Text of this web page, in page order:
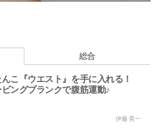
総合
こ『ウエスト』を手に入れる！
ビングプランクで腹筋運動♪
伊藤 晃一